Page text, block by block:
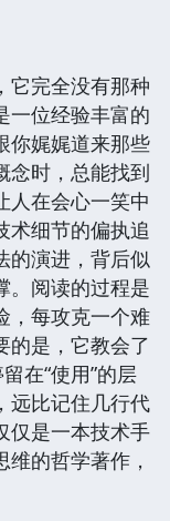
它完全没有那种
一位经验丰富的
你娓娓道来那些
念时，总能找到
人在会心一笑中
术细节的偏执追
的演进，背后似
。阅读的过程是
，每攻克一个难
的是，它教会了
在“使用”的层
远比记住几行代
仅是一本技术手
的哲学著作，